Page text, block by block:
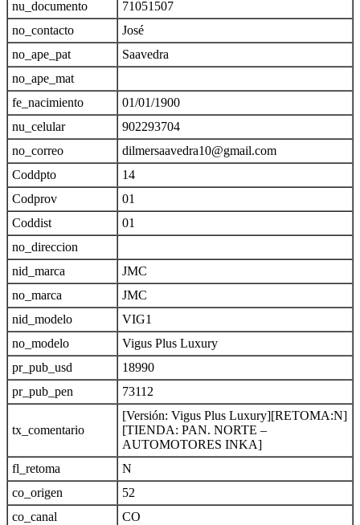
nu_documento
71051507
no_contacto
José
no_ape_pat
Saavedra
no_ape_mat
fe_nacimiento
01/01/1900
nu_celular
902293704
no_correo
dilmersaavedra10@gmail.com
Coddpto
14
Codprov
01
Coddist
01
no_direccion
nid_marca
JMC
no_marca
JMC
nid_modelo
VIG1
no_modelo
Vigus Plus Luxury
pr_pub_usd
18990
pr_pub_pen
73112
tx_comentario
[Versión: Vigus Plus Luxury][RETOMA:N]
[TIENDA: PAN. NORTE –
AUTOMOTORES INKA]
fl_retoma
N
co_origen
52
co_canal
CO